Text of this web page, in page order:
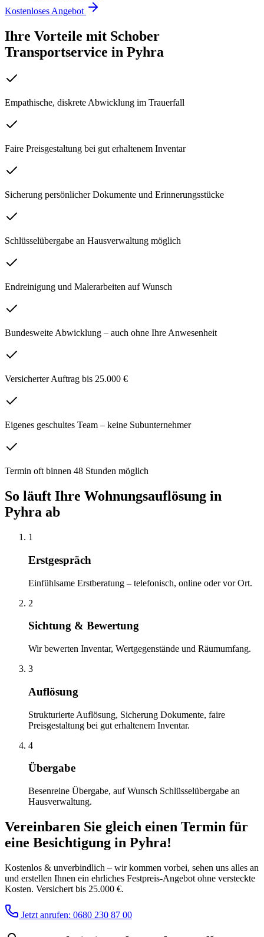
Kostenloses Angebot
Ihre Vorteile mit Schober
Transportservice in Pyhra
Empathische, diskrete Abwicklung im Trauerfall
Faire Preisgestaltung bei gut erhaltenem Inventar
Sicherung persönlicher Dokumente und Erinnerungsstücke
Schlüsselübergabe an Hausverwaltung möglich
Endreinigung und Malerarbeiten auf Wunsch
Bundesweite Abwicklung – auch ohne Ihre Anwesenheit
Versicherter Auftrag bis 25.000 €
Eigenes geschultes Team – keine Subunternehmer
Termin oft binnen 48 Stunden möglich
So läuft Ihre Wohnungsauflösung in
Pyhra ab
1
Erstgespräch
Einfühlsame Erstberatung – telefonisch, online oder vor Ort.
2
Sichtung & Bewertung
Wir bewerten Inventar, Wertgegenstände und Räumumfang.
3
Auflösung
Strukturierte Auflösung, Sicherung Dokumente, faire
Preisgestaltung bei gut erhaltenem Inventar.
4
Übergabe
Besenreine Übergabe, auf Wunsch Schlüsselübergabe an
Hausverwaltung.
Vereinbaren Sie gleich einen Termin für
eine Besichtigung in Pyhra!
Kostenlos & unverbindlich – wir kommen vorbei, sehen uns alles an
und erstellen Ihnen ein ehrliches Festpreis-Angebot ohne versteckte
Kosten. Versichert bis 25.000 €.
Jetzt anrufen: 0680 230 87 00